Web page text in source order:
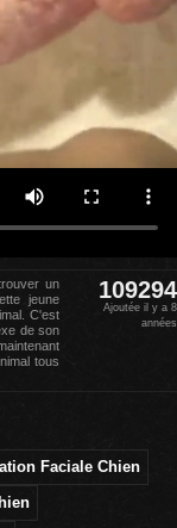
un
jeune
C'est
de son
tous
109294
Ajoutée il y a 8
années
Faciale Chien